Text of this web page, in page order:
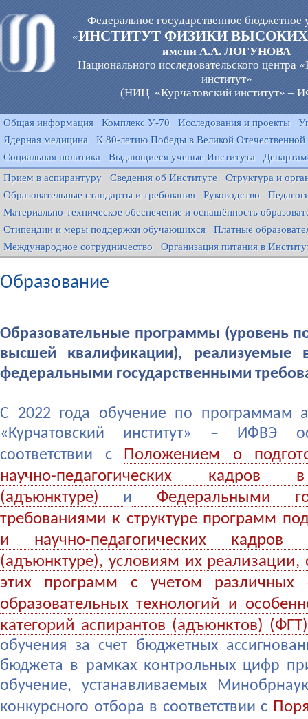
Федеральное государственное бюджетное
«ИНСТИТУТ ФИЗИКИ
имени А.А. ЛОГУНОВА
Национального исследовательского центра
институт»
(НИЦ «Курчатовский институт» –
Общая информация Комплекс У-70 Исследования и проекты
Ядерная медицина
К 80-летию Победы в Великой Отечественной
Социальная политика
Выдающиеся ученые Института
Прием в аспирантуру
Сведения об Институте
Структура и
Образовательные стандарты и требования
Руководство
Материально-техническое обеспечение и оснащённость
Стипендии и меры поддержки обучающихся
Платные
Международное сотрудничество
Организация питания в
Образование
Образовательные программы (уровень
высшей квалификации), реализуемые
федеральными государственными
С 2022 года обучение по программам
«Курчатовский институт» – ИФВЭ
соответствии с Положением о
научно-педагогических кадров
(адъюнктуре) и
Федеральными
требованиями к структуре программ
и научно-педагогических кадров
(адъюнктуре), условиям их реализации,
этих программ с учетом различных
образовательных технологий и
категорий аспирантов (адъюнктов) (ФГТ)
обучения за счет бюджетных
бюджета в рамках контрольных цифр
обучение, устанавливаемых
конкурсного отбора в соответствии с